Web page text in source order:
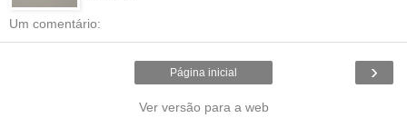
Um comentário:
›
Página inicial
Ver versão para a web